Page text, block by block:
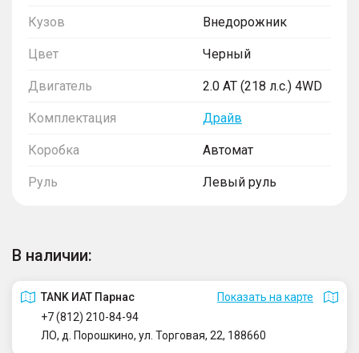
Кузов Внедорожник
Цвет Черный
Двигатель 2.0 AT (218 л.с.) 4WD
Комплектация Драйв
Коробка Автомат
Руль Левый руль
В наличии:
TANK ИАТ Парнас
Показать на карте
+7 (812) 210-84-94
ЛО, д. Порошкино, ул. Торговая, 22, 188660